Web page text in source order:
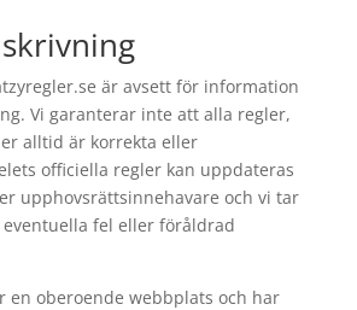
är avsett för information
Vi garanterar inte att alla regler,
alltid är korrekta eller
officiella regler kan uppdateras
upphovsrättsinnehavare och vi tar
fel eller föråldrad
en oberoende webbplats och har